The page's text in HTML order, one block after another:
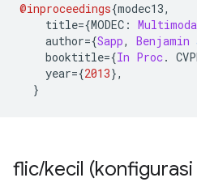
@inproceedings{modec13,
title={MODEC :
author={Sapp, Benjamin
booktitle={In Proc.
year={2013},
}
flic/kecil